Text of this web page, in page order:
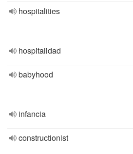
hospitalities
hospitalidad
babyhood
infancia
constructionist